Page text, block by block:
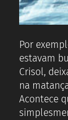
Por
estavam
Crisol,
na
Acontece